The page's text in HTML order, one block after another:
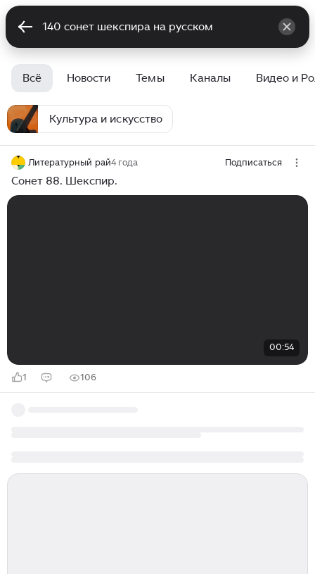
Всё Новости Темы Каналы Видео и
Культура и искусство
Литературный рай4 года Подписаться
Сонет 88. Шекспир.
00:54
1 106